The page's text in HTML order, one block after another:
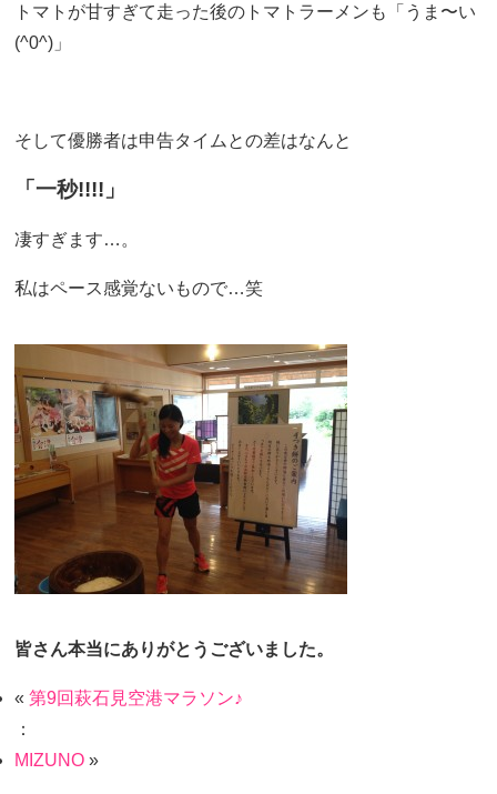
トマトが甘すぎて走った後のトマトラーメンも「うま〜い
(^0^)」
そして優勝者は申告タイムとの差はなんと
「一秒!!!!」
凄すぎます…。
私はペース感覚ないもので…笑
皆さん本当にありがとうございました。
«第9回萩石見空港マラソン♪
：
MIZUNO »